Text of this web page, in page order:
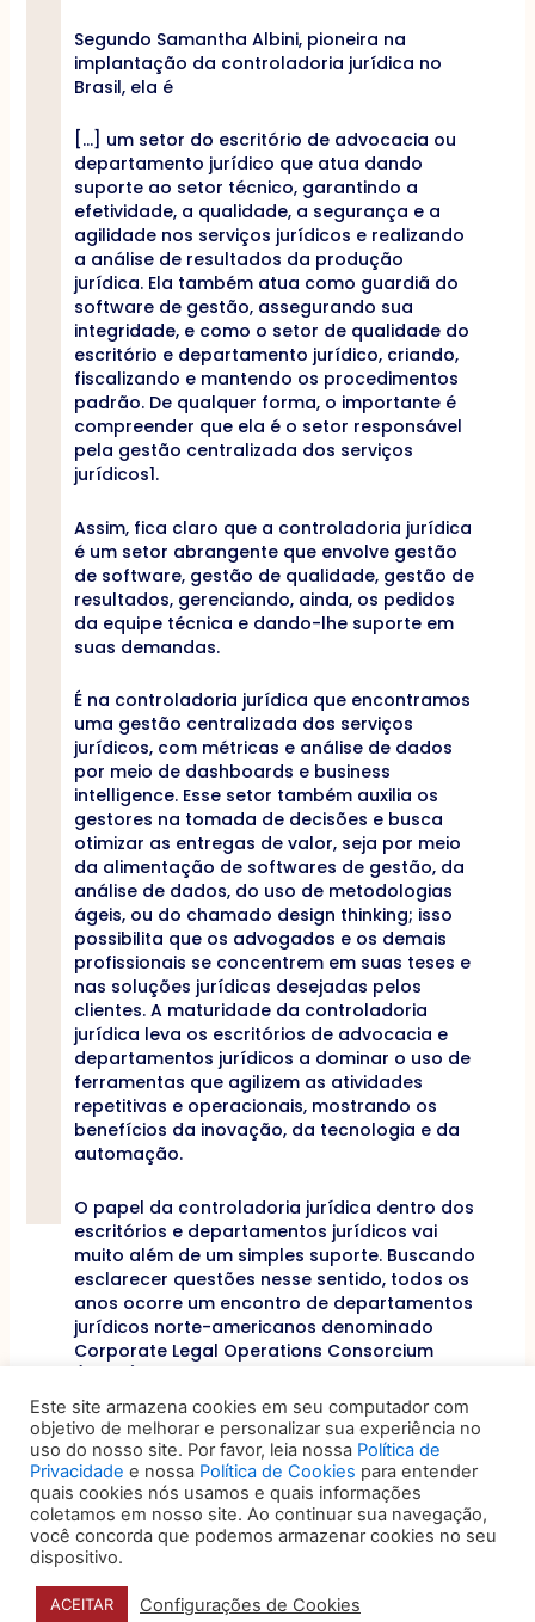
Segundo Samantha Albini, pioneira na
implantação da controladoria jurídica no
Brasil, ela é
[…] um setor do escritório de advocacia ou
departamento jurídico que atua dando
suporte ao setor técnico, garantindo a
efetividade, a qualidade, a segurança e a
agilidade nos serviços jurídicos e realizando
a análise de resultados da produção
jurídica. Ela também atua como guardiã do
software de gestão, assegurando sua
integridade, e como o setor de qualidade do
escritório e departamento jurídico, criando,
fiscalizando e mantendo os procedimentos
padrão. De qualquer forma, o importante é
compreender que ela é o setor responsável
pela gestão centralizada dos serviços
jurídicos1.
Assim, fica claro que a controladoria jurídica
é um setor abrangente que envolve gestão
de software, gestão de qualidade, gestão de
resultados, gerenciando, ainda, os pedidos
da equipe técnica e dando-lhe suporte em
suas demandas.
É na controladoria jurídica que encontramos
uma gestão centralizada dos serviços
jurídicos, com métricas e análise de dados
por meio de dashboards e business
intelligence. Esse setor também auxilia os
gestores na tomada de decisões e busca
otimizar as entregas de valor, seja por meio
da alimentação de softwares de gestão, da
análise de dados, do uso de metodologias
ágeis, ou do chamado design thinking; isso
possibilita que os advogados e os demais
profissionais se concentrem em suas teses e
nas soluções jurídicas desejadas pelos
clientes. A maturidade da controladoria
jurídica leva os escritórios de advocacia e
departamentos jurídicos a dominar o uso de
ferramentas que agilizem as atividades
repetitivas e operacionais, mostrando os
benefícios da inovação, da tecnologia e da
automação.
O papel da controladoria jurídica dentro dos
escritórios e departamentos jurídicos vai
muito além de um simples suporte. Buscando
esclarecer questões nesse sentido, todos os
anos ocorre um encontro de departamentos
jurídicos norte-americanos denominado
Corporate Legal Operations Consorcium
(CLOC), cujo objetivo é guiar os profissionais
da área jurídica na implementação das
chamadas operações legais (legal
operations) pelo mundo. As operações
legais ficam aos cuidados de equipes
multifuncionais e os escritórios e
departamentos jurídicos são inspirados a
melhorar e aumentar a eficiência dos
negócios jurídicos. Ressalta-se que uma das
competências incentivadas pelo CLOC é a
criação de uma controladoria jurídica
Este site armazena cookies em seu computador com
objetivo de melhorar e personalizar sua experiência no
uso do nosso site. Por favor, leia nossa Política de
Privacidade e nossa Política de Cookies para entender
quais cookies nós usamos e quais informações
coletamos em nosso site. Ao continuar sua navegação,
você concorda que podemos armazenar cookies no seu
dispositivo.
ACEITAR Configurações de Cookies